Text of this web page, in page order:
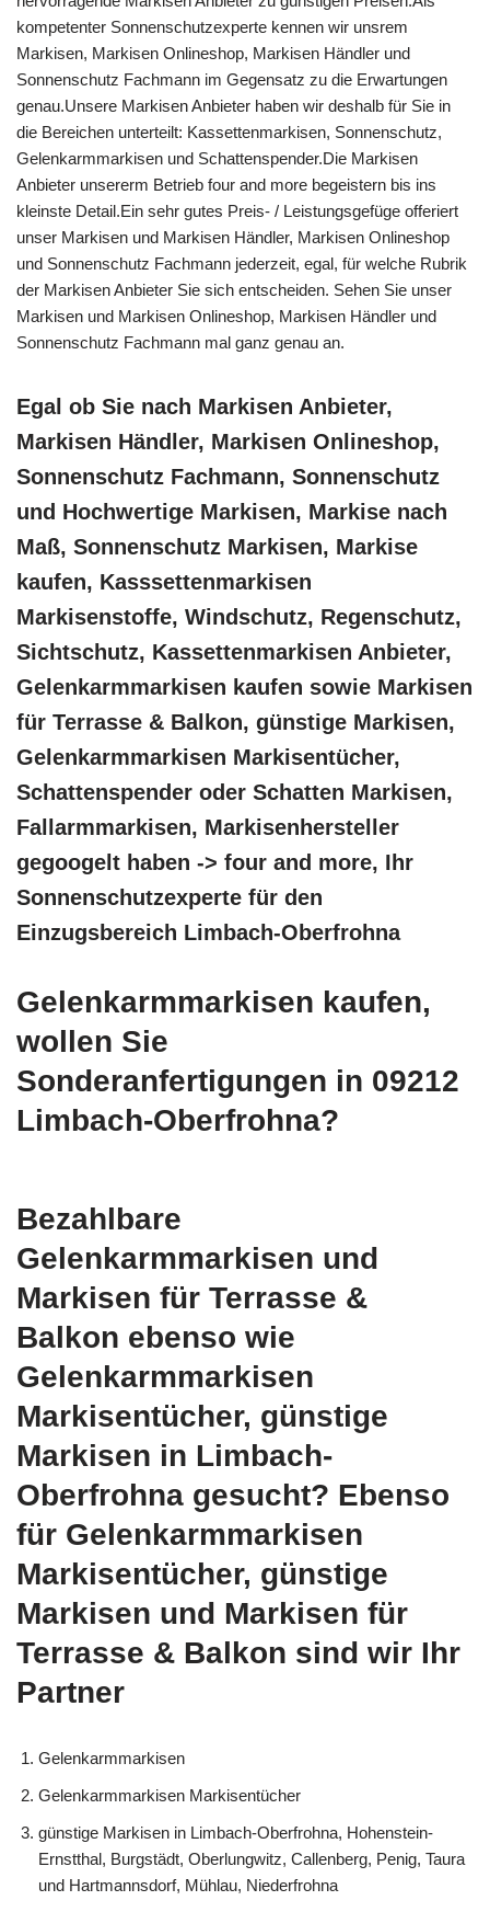
kompetenter Sonnenschutzexperte kennen wir unsrem
Markisen, Markisen Onlineshop, Markisen Händler und
Sonnenschutz Fachmann im Gegensatz zu die Erwartungen
genau.Unsere Markisen Anbieter haben wir deshalb für Sie in
die Bereichen unterteilt: Kassettenmarkisen, Sonnenschutz,
Gelenkarmmarkisen und Schattenspender.Die Markisen
Anbieter unsererm Betrieb four and more begeistern bis ins
kleinste Detail.Ein sehr gutes Preis- / Leistungsgefüge offeriert
unser Markisen und Markisen Händler, Markisen Onlineshop
und Sonnenschutz Fachmann jederzeit, egal, für welche Rubrik
der Markisen Anbieter Sie sich entscheiden. Sehen Sie unser
Markisen und Markisen Onlineshop, Markisen Händler und
Sonnenschutz Fachmann mal ganz genau an.
Egal ob Sie nach Markisen Anbieter,
Markisen Händler, Markisen Onlineshop,
Sonnenschutz Fachmann, Sonnenschutz
und Hochwertige Markisen, Markise nach
Maß, Sonnenschutz Markisen, Markise
kaufen, Kasssettenmarkisen
Markisenstoffe, Windschutz, Regenschutz,
Sichtschutz, Kassettenmarkisen Anbieter,
Gelenkarmmarkisen kaufen sowie Markisen
für Terrasse & Balkon, günstige Markisen,
Gelenkarmmarkisen Markisentücher,
Schattenspender oder Schatten Markisen,
Fallarmmarkisen, Markisenhersteller
gegoogelt haben -> four and more, Ihr
Sonnenschutzexperte für den
Einzugsbereich Limbach-Oberfrohna
Gelenkarmmarkisen kaufen,
wollen Sie
Sonderanfertigungen in 09212
Limbach-Oberfrohna?
Bezahlbare
Gelenkarmmarkisen und
Markisen für Terrasse &
Balkon ebenso wie
Gelenkarmmarkisen
Markisentücher, günstige
Markisen in Limbach-
Oberfrohna gesucht? Ebenso
für Gelenkarmmarkisen
Markisentücher, günstige
Markisen und Markisen für
Terrasse & Balkon sind wir Ihr
Partner
Gelenkarmmarkisen
Gelenkarmmarkisen Markisentücher
günstige Markisen in Limbach-Oberfrohna, Hohenstein-
Ernstthal, Burgstädt, Oberlungwitz, Callenberg, Penig, Taura
und Hartmannsdorf, Mühlau, Niederfrohna